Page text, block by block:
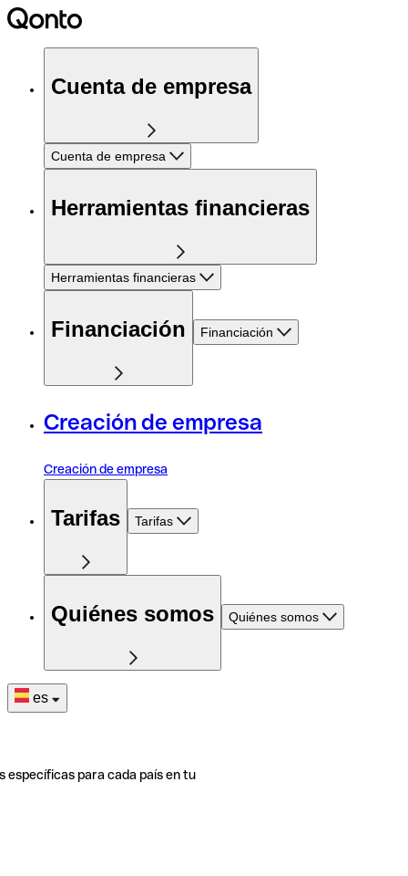
Cuenta de empresa
Cuenta de empresa
Herramientas financieras
Herramientas financieras
Financiación Financiación
Creación de empresa
Creación de empresa
Tarifas Tarifas
Quiénes somos Quiénes somos
es
específicas para cada país en tu